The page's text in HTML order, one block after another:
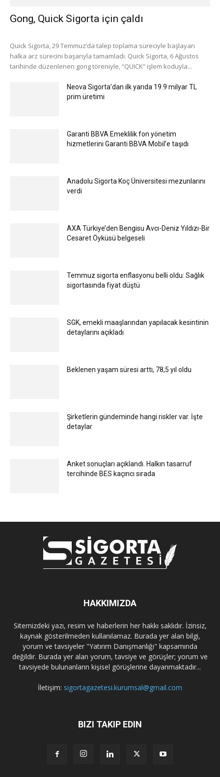
Gong, Quick Sigorta için çaldı
Quick Sigorta, 29 Temmuz’da talep toplama süreciyle başlayan
halka arz sürecini başarıyla tamamladı. Quick Sigorta, 6 Ağustos
tarihinde düzenlenen gong töreniyle, “QUICK” işlem koduyla...
Neova Sigorta’dan ilk yarıda 19.9 milyar TL
prim üretimi
Garanti BBVA Emeklilik fon yönetim
hizmetlerini Garanti BBVA Mobil’e taşıdı
Anadolu Sigorta Koç Üniversitesi mezunlarını
verdi
AXA Türkiye’den Bengisu Avcı-Deniz Yıldızı-Bir
Cesaret Öyküsü belgeseli
Temmuz sigorta enflasyonu belli oldu: Sağlık
sigortasında fiyat düştü
SGK, emekli maaşlarından yapılacak kesintinin
detaylarını açıkladı
Beklenen yaşam süresi arttı, 78,5 yıl oldu
Şirketlerin gündeminde hangi riskler var. İşte
detaylar
Anket sonuçları açıklandı. Halkın tasarruf
tercihinde BES kaçıncı sırada
HAKKIMIZDA
Sitemizdeki yazı, resim ve haberlerin her hakkı saklıdır. İzinsiz,
kaynak gösterilmeden kullanılamaz. Burada yer alan bilgi,
yorum ve tavsiyeler "Yatırım Danışmanlığı" kapsamında
değildir. Burada yer alan yorum, tavsiye ve görüşler; yorum ve
tavsiyede bulunanların kişisel görüşlerine dayanmaktadır...
İletişim: sigortagazetesi.kurumsal@gmail.com
BIZI TAKIP EDIN